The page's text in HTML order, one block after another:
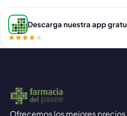
Descarga nuestra app
Ofrecemos los mejores